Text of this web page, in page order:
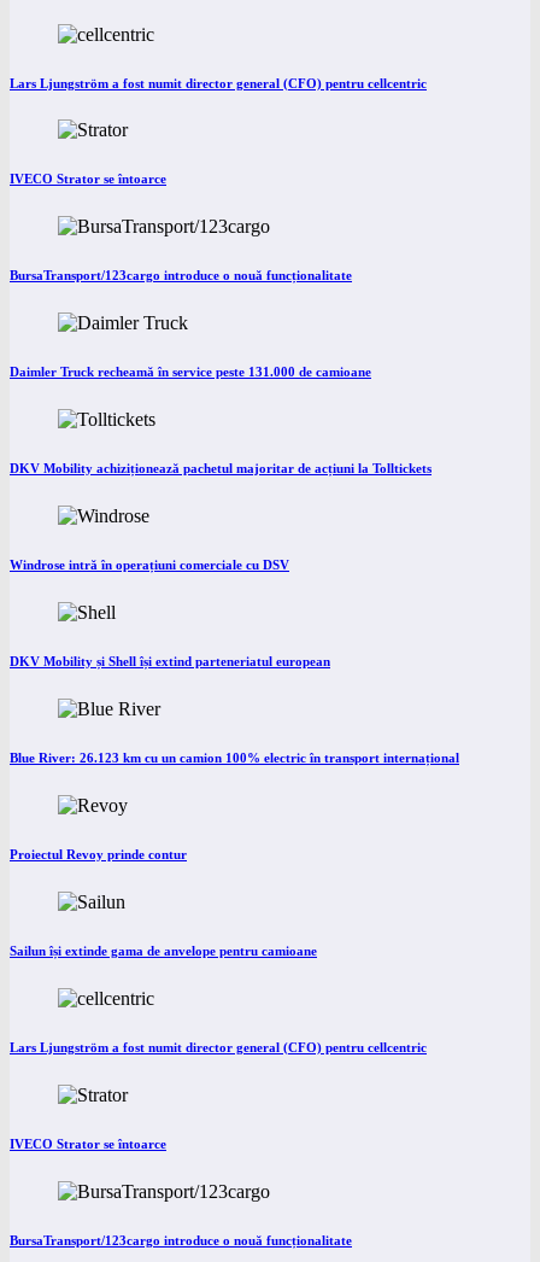
Lars Ljungström a fost numit director general (CFO) pentru cellcentric
IVECO Strator se întoarce
BursaTransport/123cargo introduce o nouă funcționalitate
Daimler Truck recheamă în service peste 131.000 de camioane
DKV Mobility achiziționează pachetul majoritar de acțiuni la Tolltickets
Windrose intră în operațiuni comerciale cu DSV
DKV Mobility și Shell își extind parteneriatul european
Blue River: 26.123 km cu un camion 100% electric în transport internațional
Proiectul Revoy prinde contur
Sailun își extinde gama de anvelope pentru camioane
Lars Ljungström a fost numit director general (CFO) pentru cellcentric
IVECO Strator se întoarce
BursaTransport/123cargo introduce o nouă funcționalitate